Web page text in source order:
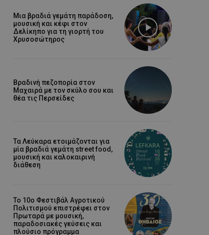
Μια βραδιά γεμάτη παράδοση,
μουσική και κέφι στον
Δελίκηπο για τη γιορτή του
Χρυσοσώτηρος
Βραδινή πεζοπορία στον
Μαχαιρά με τον σκύλο σου και
θέα τις Περσείδες
Τα Λεύκαρα ετοιμάζονται για
μία βραδιά γεμάτη street food,
μουσική και καλοκαιρινή
διάθεση
Το 10ο Φεστιβάλ Αγροτικού
Πολιτισμού επιστρέφει στον
Πρωταρά με μουσική,
παραδοσιακές γεύσεις και
πλούσιο πρόγραμμα